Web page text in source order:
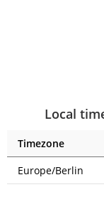
Local
Timezone
Europe/Berlin